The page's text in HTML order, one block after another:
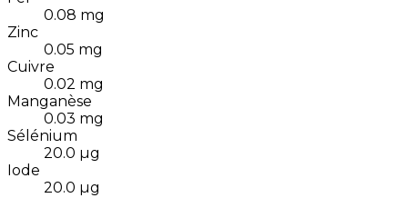
0.08 mg
Zinc
0.05 mg
Cuivre
0.02 mg
Manganèse
0.03 mg
Sélénium
20.0 µg
Iode
20.0 µg